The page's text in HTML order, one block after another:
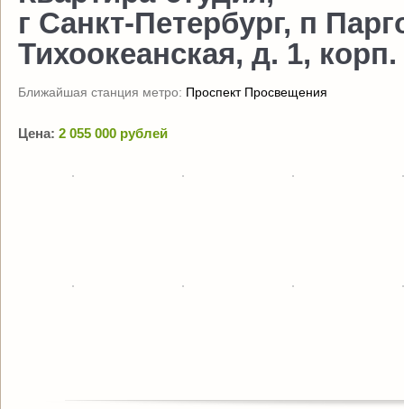
г Санкт-Петербург, п
Тихоокеанская, д. 1, корп.
Ближайшая станция метро: Проспект Просвещения
Цена: 2 055 000 рублей